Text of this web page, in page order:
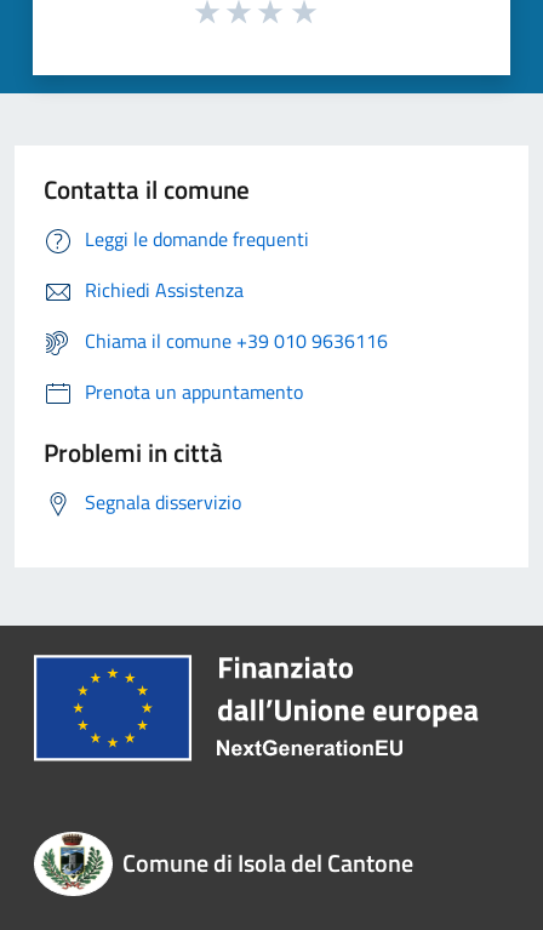
Contatta il comune
Leggi le domande frequenti
Richiedi Assistenza
Chiama il comune +39 010 9636116
Prenota un appuntamento
Problemi in città
Segnala disservizio
Comune di Isola del Cantone